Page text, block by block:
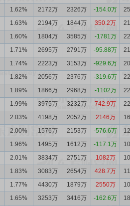
1.62% 2172万 2326万 -154.0万
1.63% 2194万 1844万 350.2万
1.60% 1804万 3585万 -1781万
1.71% 2695万 2791万 -95.88万
1.74% 2223万 3153万 -929.6万
1.82% 2056万 2376万 -319.6万
1.89% 1866万 2968万 -1102万
1.99% 3975万 3232万 742.9万
2.03% 4198万 2052万 2146万
2.00% 1576万 2153万 -576.6万
1.96% 1495万 1612万 -117.1万
2.01% 3834万 2751万 1082万
1.83% 3083万 2654万 428.7万
1.77% 4430万 1879万 2550万
1.65% 3253万 3416万 -162.6万